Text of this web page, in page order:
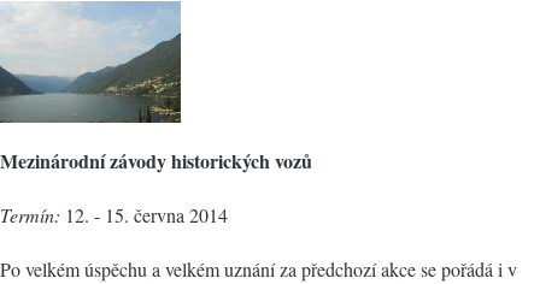
Mezinárodní závody historických vozů
Termín: 12. - 15. června 2014
Po velkém úspěchu a velkém uznání za předchozí akce se pořádá i v